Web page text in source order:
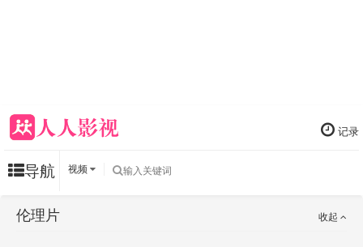
记录
导航 视频
收起
伦理片